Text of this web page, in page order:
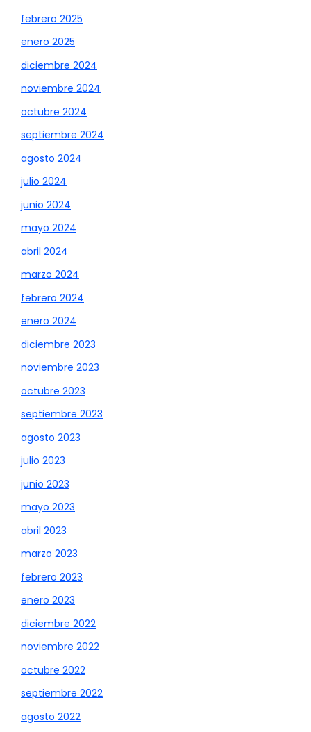
febrero 2025
enero 2025
diciembre 2024
noviembre 2024
octubre 2024
septiembre 2024
agosto 2024
julio 2024
junio 2024
mayo 2024
abril 2024
marzo 2024
febrero 2024
enero 2024
diciembre 2023
noviembre 2023
octubre 2023
septiembre 2023
agosto 2023
julio 2023
junio 2023
mayo 2023
abril 2023
marzo 2023
febrero 2023
enero 2023
diciembre 2022
noviembre 2022
octubre 2022
septiembre 2022
agosto 2022